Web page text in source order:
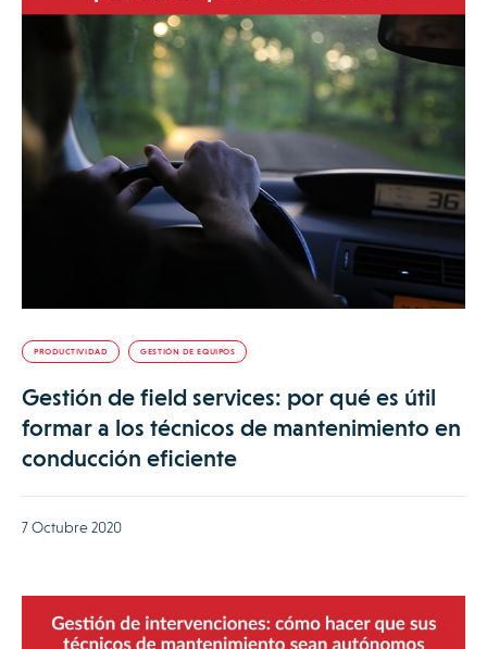
PRODUCTIVIDAD GESTIÓN DE EQUIPOS
Gestión de field services: por qué es útil
formar a los técnicos de mantenimiento en
conducción eficiente
7 Octubre 2020